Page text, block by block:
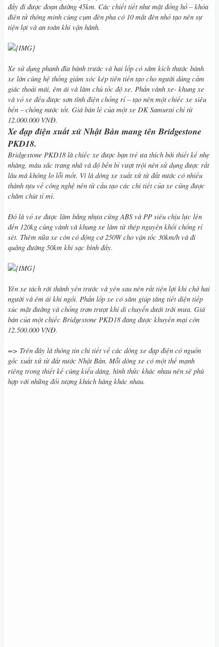
đầy đi được đoạn đường 45km. Các chiết tiết như mặt đồng hồ – khóa
điên tử thông minh cùng cụm đèn pha có 10 mắt đèn nhỏ tạo nên sự
tiện lợi và an toàn khi vận hành.
Xe sử dụng phanh đĩa bánh trước và hai lốp có săm kích thước bánh
xe lớn cùng hệ thống giảm xóc kép tiên tiến tạo cho người dùng cảm
giác thoải mái, êm ái và làm chủ tốc độ xe. Phần vành xe- khung xe
và vỏ xe đều được sơn tĩnh điện chống rỉ – tạo nên một chiếc xe siêu
bền – chống nước tốt. Giá bán lẻ của một xe DK Samurai chỉ từ
12.000.000 VNĐ.
Xe đạp điện xuất xứ Nhật Bản mang tên Bridgestone
PKD18.
Bridgestone PKD18 là chiếc xe được bạn trẻ ưa thích bởi thiết kế nhẹ
nhàng, màu sắc trang nhã và độ bền bỉ vượt trội nên sử dụng được rất
lâu mà không lo lỗi mốt. Vì là dòng xe xuất xứ từ đất nước có nhiều
thành tựu về công nghệ nên từ cấu tạo các chi tiết của xe cũng được
chăm chút tỉ mỉ.
Đó là vỏ xe được làm bằng nhựa cứng ABS và PP siêu chịu lực lên
đến 120kg cùng vành và khung xe làm từ thép nguyên khối chống rỉ
sét. Thêm nữa xe còn có động cơ 250W cho vận tốc 30km/h và đi
quãng đường 50km khi sạc bình đầy.
Yên xe tách rời thành yên trước và yên sau nên rất tiện lợi khi chở hai
người và êm ái khi ngồi. Phần lốp xe có săm giúp tăng tiết diện tiếp
xúc mặt đường và chống trơn trượt khi di chuyển dưới trời mưa. Giá
bán của một chiếc Bridgestone PKD18 đang được khuyến mại còn
12.500.000 VNĐ.
=> Trên đây là thông tin chi tiết về các dòng xe đạp điện có nguồn
gốc xuất xứ từ đất nước Nhật Bản. Mỗi dòng xe có một thế mạnh
riêng trong thiết kế cùng kiểu dáng, hình thức khác nhau nên sẽ phù
hợp với những đối tượng khách hàng khác nhau.